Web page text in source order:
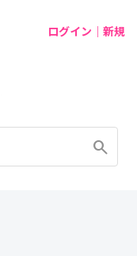
ログイン｜新規
search